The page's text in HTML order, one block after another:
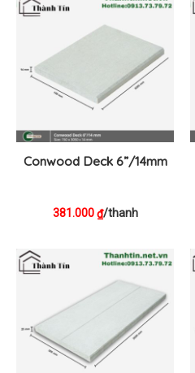
Conwood Deck 6”/14mm
381.000₫/thanh